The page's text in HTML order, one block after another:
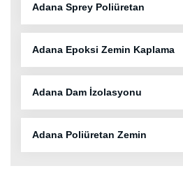
Adana Sprey Poliüretan
Adana Epoksi Zemin Kaplama
Adana Dam İzolasyonu
Adana Poliüretan Zemin